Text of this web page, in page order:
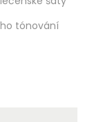
tónování